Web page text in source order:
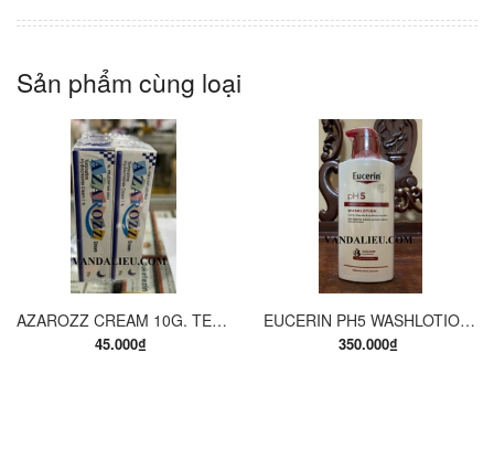
Sản phẩm cùng loại
AZAROZZ CREAM 10G. TERBINAFINE 1%. THUỐC TRỊ NẤM DA CHÂN, NẤM DA ĐÙI, NẤM DA THÂN, LANG BEN...
45.000₫
EUCERIN PH5 WASHLOTION 400ML. SỮA TẮM DẠNG GEL CHO DA NHẠY CẢM.
350.000₫